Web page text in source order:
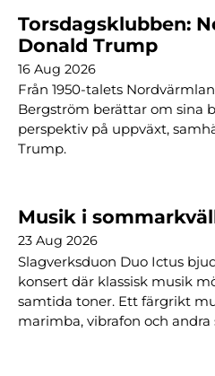
Torsdagsklubben:
Donald Trump
16 Aug 2026
Från 1950-talets
Bergström berättar om sina
perspektiv på uppväxt,
Trump.
Musik i
23 Aug 2026
Slagverksduon Duo Ictus
konsert där klassisk musik
samtida toner. Ett färgrikt
marimba, vibrafon och andra